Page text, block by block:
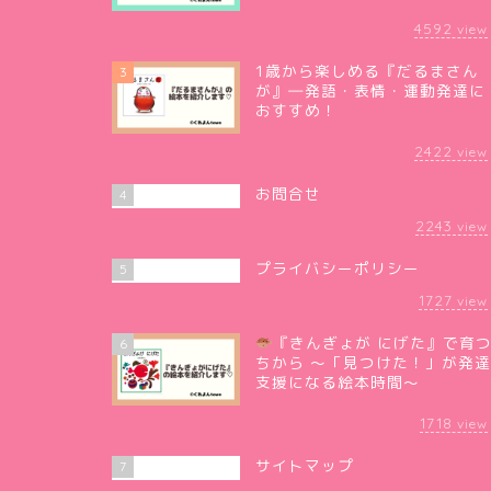
4592 view
3
1歳から楽しめる『だるまさん
が』―発語・表情・運動発達に
おすすめ！
2422 view
4 お問合せ
2243 view
5 プライバシーポリシー
1727 view
6
『きんぎょが にげた』で育つ
ちから 〜「見つけた！」が発達
支援になる絵本時間〜
1718 view
7 サイトマップ